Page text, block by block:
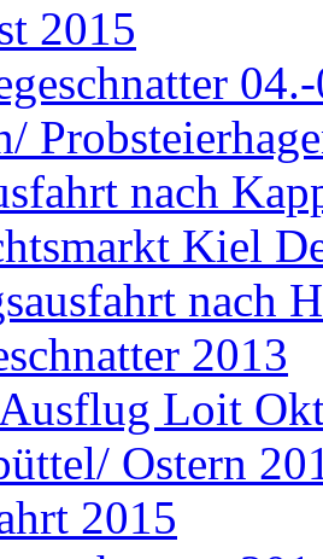
2015
nach
Kiel
nach
2013
Loit
Ostern
2015